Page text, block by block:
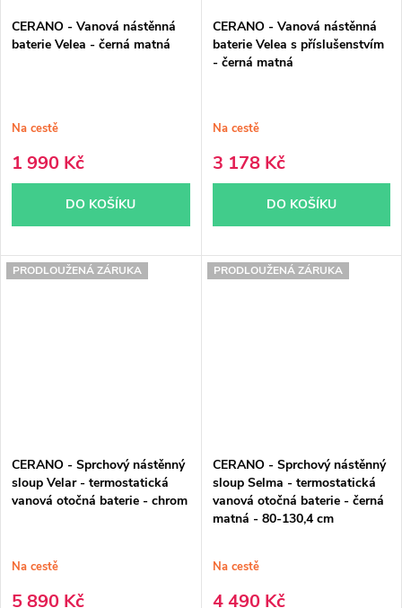
CERANO - Vanová nástěnná
baterie Velea - černá matná
Na cestě
1 990 Kč
DO KOŠÍKU
CERANO - Vanová nástěnná
baterie Velea s příslušenstvím
- černá matná
Na cestě
3 178 Kč
DO KOŠÍKU
PRODLOUŽENÁ ZÁRUKA
CERANO - Sprchový nástěnný
sloup Velar - termostatická
vanová otočná baterie - chrom
Na cestě
5 890 Kč
PRODLOUŽENÁ ZÁRUKA
CERANO - Sprchový nástěnný
sloup Selma - termostatická
vanová otočná baterie - černá
matná - 80-130,4 cm
Na cestě
4 490 Kč